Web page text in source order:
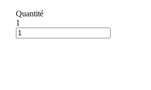
Quantité
1